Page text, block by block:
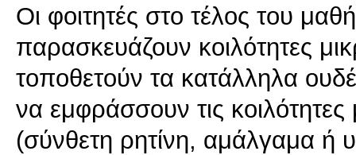
Οι φοιτητές στο τέλος του
παρασκευάζουν κοιλότητες
τοποθετούν τα κατάλληλα
να εμφράσσουν τις
(σύνθετη ρητίνη, αμάλγαμα ή